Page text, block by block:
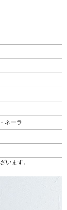
ネーラ
います。